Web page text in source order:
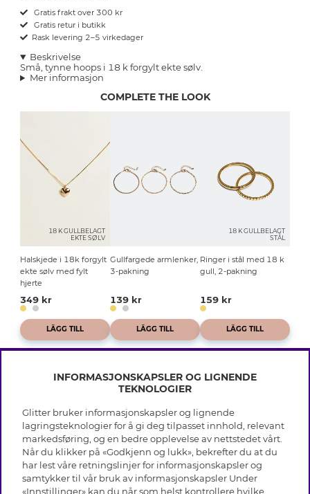
Gratis frakt over 300 kr
Gratis retur i butikk
Rask levering 2–5 virkedager
Beskrivelse
Små, tynne hoops i 18 k forgylt ekte sølv.
Mer informasjon
COMPLETE THE LOOK
18 K GULLBELAGT
EKTE SØLV
Halskjede i 18k forgylt
ekte sølv med fylt
hjerte
349 kr
LÄGG TILL
Gullfargede armlenker,
3-pakning
139 kr
LÄGG TILL
18 K GULLBELAGT
STÅL
Ringer i stål med 18 k
gull, 2-pakning
159 kr
LÄGG TILL
INFO
Vilkår
Personvern
Cookies
Medlemsvilkår
OM GLITTER
Black Friday
INFORMASJONSKAPSLER OG LIGNENDE
TEKNOLOGIER
Glitter bruker informasjonskapsler og lignende
lagringsteknologier for å gi deg tilpasset innhold, relevant
markedsføring, og en bedre opplevelse av nettstedet vårt.
Når du klikker på «Godkjenn og lukk», bekrefter du at du
har lest våre retningslinjer for informasjonskapsler og
samtykker til vår bruk av informasjonskapsler Under
«Innstillinger» kan du når som helst kontrollere hvilke